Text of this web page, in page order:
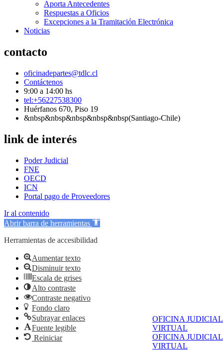
OFICINA JUDICIAL
VIRTUAL
OFICINA JUDICIAL
VIRTUAL
Aporta Antecedentes
Respuestas a Oficios
Excepciones a la Tramitación Electrónica
Noticias
contacto
oficinadepartes@tdlc.cl
Contáctenos
9:00 a 14:00 hs
tel:+56227538300
Huérfanos 670, Piso 19
&nbsp&nbsp&nbsp&nbsp&nbsp(Santiago-Chile)
link de interés
Poder Judicial
FNE
OECD
ICN
Portal pago de Proveedores
Ir al contenido
Abrir barra de herramientas
Herramientas de accesibilidad
Aumentar texto
Disminuir texto
Escala de grises
Alto contraste
Contraste negativo
Fondo claro
Subrayar enlaces
Fuente legible
Reiniciar